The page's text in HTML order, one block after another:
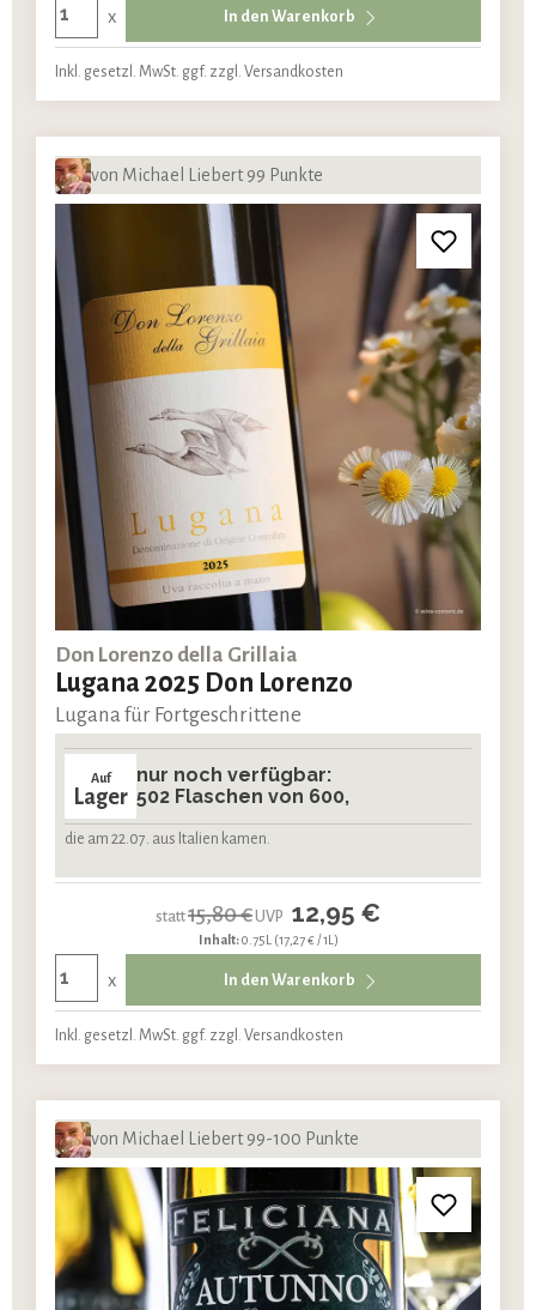
x In den Warenkorb
Inkl. gesetzl. MwSt. ggf. zzgl. Versandkosten
von Michael Liebert 99 Punkte
Don Lorenzo della Grillaia
Lugana 2025 Don Lorenzo
Lugana für Fortgeschrittene
Auf
Lager
nur noch verfügbar:
502 Flaschen von 600,
die am 22.07. aus Italien kamen.
statt15,80 €UVP 12,95 €
Inhalt:0.75L (17,27 € / 1L)
x In den Warenkorb
Inkl. gesetzl. MwSt. ggf. zzgl. Versandkosten
von Michael Liebert 99-100 Punkte